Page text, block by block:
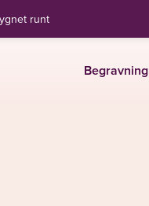
runt
Begravning